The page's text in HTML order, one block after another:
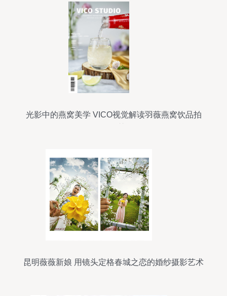
光影中的燕窝美学 VICO视觉解读羽薇燕窝饮品拍
昆明薇薇新娘 用镜头定格春城之恋的婚纱摄影艺术